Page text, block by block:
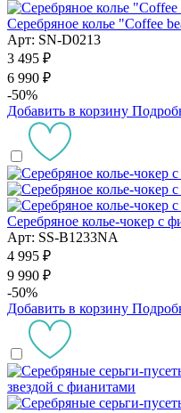
Серебряное колье "Coffee
Арт: SN-D0213
3 495 ₽
6 990 ₽
-50%
Добавить в корзину
Серебряное колье-чокер с
Арт: SS-B1233NA
4 995 ₽
9 990 ₽
-50%
Добавить в корзину